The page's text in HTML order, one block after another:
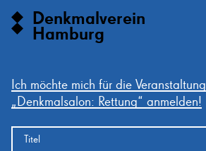
Denkmalverein
Hamburg
Ich möchte mich für die Veranstaltung
„Denkmalsalon: Rettung“ anmelden!
Titel